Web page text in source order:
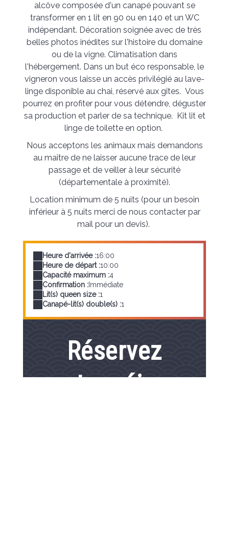
alcôve composée d'un canapé pouvant se
transformer en 1 lit en 90 ou en 140 et un WC
indépendant. Décoration soignée avec de très
belles photos inédites sur l'histoire du domaine
ou de la vigne. Climatisation dans
l'hébergement. Dans un but éco responsable, le
vigneron vous laisse un accès privilégié au lave-
linge disponible au chai, réservé aux gîtes. Vous
pourrez en profiter pour vous détendre, déguster
sa production et parler de sa technique. Kit lit et
linge de toilette en option.
Nous acceptons les animaux mais demandons
au maître de ne laisser aucune trace de leur
passage et de veiller à leur sécurité
(départementale à proximité).
Location minimum de 5 nuits (pour un besoin
inférieur à 5 nuits merci de nous contacter par
mail pour un devis).
Heure d'arrivée :16:00
Heure de départ :10:00
Capacité maximum :4
Confirmation : Immédiate
Lit(s) queen size :1
Canapé-lit(s) double(s) :1
Réservez
votre séjour